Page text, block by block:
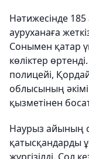
Нәтижесінде
ауруханаға
Сонымен қатар
көліктер
полицейі,
облысының
қызметінен
Наурыз айының
қатысқандарды